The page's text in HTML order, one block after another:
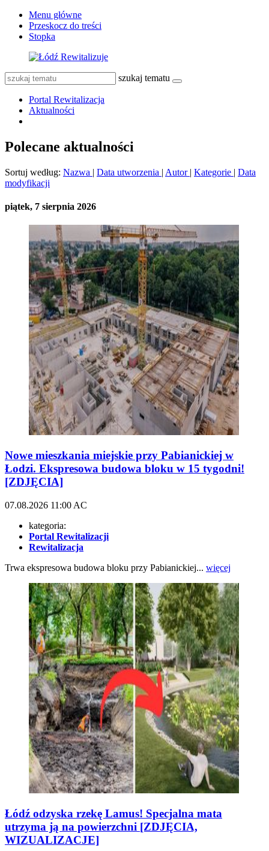
Menu główne
Przeskocz do treści
Stopka
szukaj tematu
Portal Rewitalizacja
Aktualności
Polecane aktualności
Sortuj według: Nazwa | Data utworzenia | Autor | Kategorie | Data
modyfikacji
piątek, 7 sierpnia 2026
Nowe mieszkania miejskie przy Pabianickiej w
Łodzi. Ekspresowa budowa bloku w 15 tygodni!
[ZDJĘCIA]
07.08.2026 11:00 AC
kategoria:
Portal Rewitalizacji
Rewitalizacja
Trwa ekspresowa budowa bloku przy Pabianickiej... więcej
Łódź odzyska rzekę Lamus! Specjalna mata
utrzyma ją na powierzchni [ZDJĘCIA,
WIZUALIZACJE]